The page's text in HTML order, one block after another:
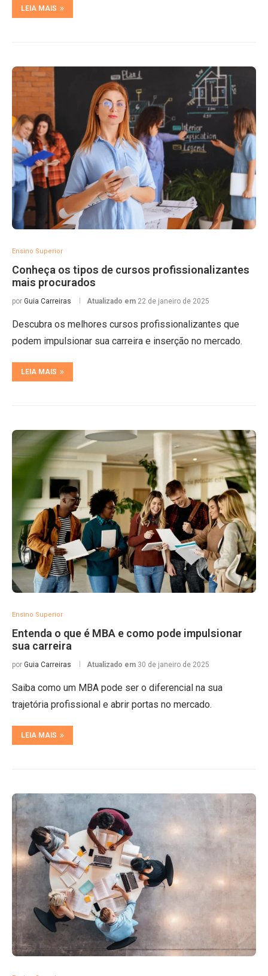
LEIA MAIS
Ensino Superior
Conheça os tipos de cursos profissionalizantes
mais procurados
por Guia Carreiras Atualizado em 22 de janeiro de 2025
Descubra os melhores cursos profissionalizantes que
podem impulsionar sua carreira e inserção no mercado.
LEIA MAIS
Ensino Superior
Entenda o que é MBA e como pode impulsionar
sua carreira
por Guia Carreiras Atualizado em 30 de janeiro de 2025
Saiba como um MBA pode ser o diferencial na sua
trajetória profissional e abrir portas no mercado.
LEIA MAIS